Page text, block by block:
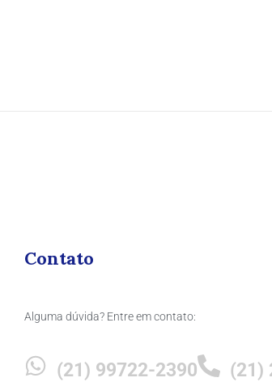
Contato
Alguma dúvida? Entre em contato:
(21) 99722-2390
(21)